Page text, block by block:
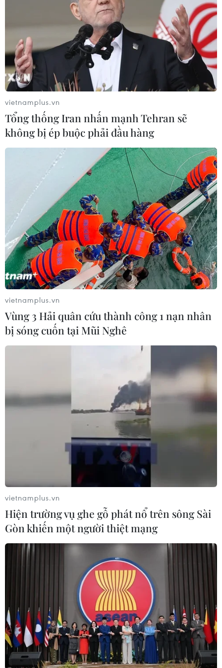
VN-Index lao dốc mạnh và đánh mất mốc 1.800
điểm. Kết thúc phiên này, VN-Index giảm 48,37
điểm xuống 1.790,53 điểm. Trái ngược, HNX-
Index tăng 4,57 điểm lên 298,36 điểm. Toàn thị
trường nghiêng hẳn về sắc đỏ với 509 mã giảm,
trong khi chỉ có 208 mã tăng./.
VN-Index "bốc hơi" gần 50
điểm, tuột mốc 1.800
Toàn thị trường chứng khoán
nghiêng hẳn về sắc đỏ với 509
mã giảm, trong khi chỉ có 208 mã
tăng; rổ VN30 cũng chìm trong áp
lực bán mạnh với 27 mã giảm, 2
mã tăng và 1 mã tham chiếu.
(TTXVN/Vietnam+)
#chứng khoán Mỹ #Phố Wall Mỹ
TIN LIÊN QUAN
vietnamplus.vn
Tổng thống Iran nhấn mạnh Tehran sẽ
không bị ép buộc phải đầu hàng
vietnamplus.vn
Vùng 3 Hải quân cứu thành công 1 nạn nhân
bị sóng cuốn tại Mũi Nghê
vietnamplus.vn
Hiện trường vụ ghe gỗ phát nổ trên sông Sài
Gòn khiến một người thiệt mạng